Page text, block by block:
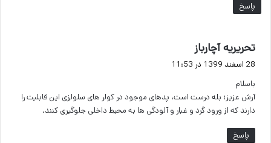
پاسخ
تحریریه آچارباز
ف
28 اسفند 1399 در 11:53
باسلام
آرش عزیز؛ بله درست است، پدهای موجود در کولر های سلولزی این قابلیت را
دارند که از ورود گرد و غبار و آلودگی ها به محیط داخلی جلوگیری کنند.
پاسخ